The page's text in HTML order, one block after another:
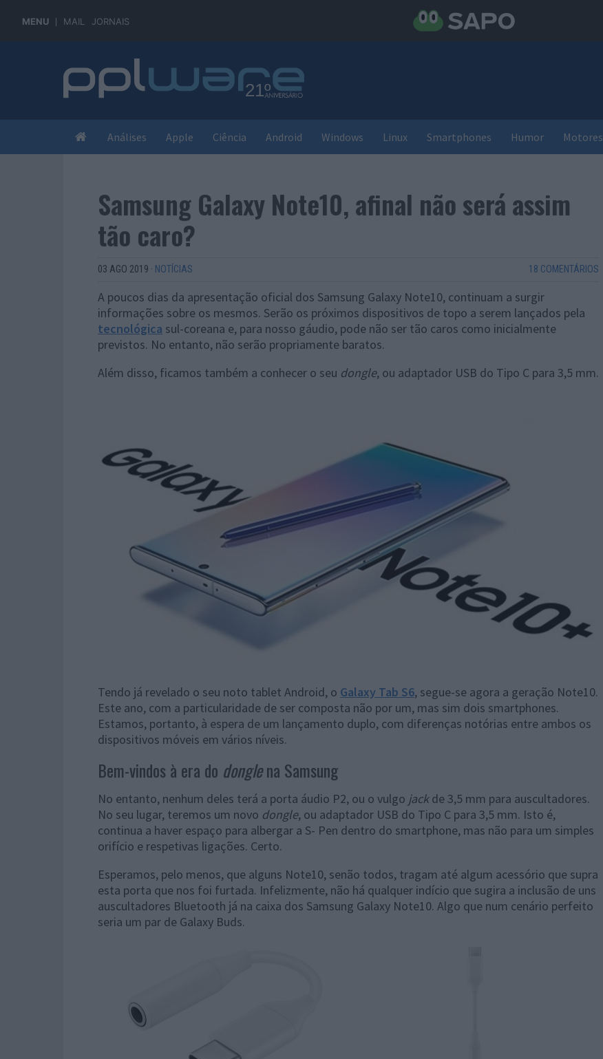
MENU MAIL JORNAIS
Análises Apple Ciência Android Windows Linux Smartphones Humor Motores
Samsung Galaxy Note10, afinal não será assim
tão caro?
03 AGO 2019 · NOTÍCIAS 18 COMENTÁRIOS
A poucos dias da apresentação oficial dos Samsung Galaxy Note10, continuam a surgir
informações sobre os mesmos. Serão os próximos dispositivos de topo a serem lançados pela
tecnológica sul-coreana e, para nosso gáudio, pode não ser tão caros como inicialmente
previstos. No entanto, não serão propriamente baratos.
Além disso, ficamos também a conhecer o seu dongle, ou adaptador USB do Tipo C para 3,5 mm.
Tendo já revelado o seu noto tablet Android, o Galaxy Tab S6, segue-se agora a geração Note10.
Este ano, com a particularidade de ser composta não por um, mas sim dois smartphones.
Estamos, portanto, à espera de um lançamento duplo, com diferenças notórias entre ambos os
dispositivos móveis em vários níveis.
Bem-vindos à era do donglena Samsung
No entanto, nenhum deles terá a porta áudio P2, ou o vulgo jackde 3,5 mm para auscultadores.
No seu lugar, teremos um novo dongle, ou adaptador USB do Tipo C para 3,5 mm. Isto é,
continua a haver espaço para albergar a S- Pen dentro do smartphone, mas não para um simples
orifício e respetivas ligações. Certo.
Esperamos, pelo menos, que alguns Note10, senão todos, tragam até algum acessório que supra
esta porta que nos foi furtada. Infelizmente, não há qualquer indício que sugira a inclusão de uns
auscultadores Bluetooth já na caixa dos Samsung Galaxy Note10. Algo que num cenário perfeito
seria um par de Galaxy Buds.